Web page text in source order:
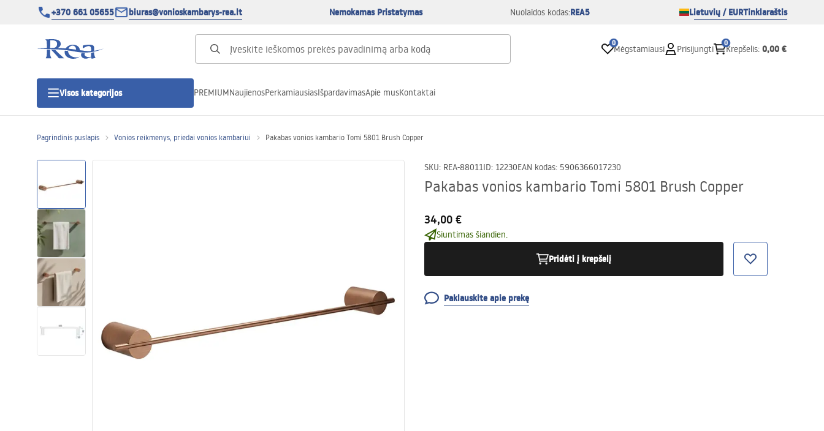
+370 661 05655 biuras@vonioskambarys-rea.lt Nemokamas Pristatymas Nuolaidos kodas:REA5 Lietuvių / EURTinklaraštis
0
Mėgstamiausi Prisijungti
0
Krepšelis: 0,00 €
Visos kategorijos
Dušo durys
Vonios dušo padėklai
Linijiniai dušo kanalai
Tualetai
Praustuvas
Vonios ir ekranai
PREMIUMNaujienosPerkamiausiasIšpardavimasApie musKontaktai
Pagrindinis puslapis Vonios reikmenys, priedai vonios kambariui Pakabas vonios kambario Tomi 5801 Brush Copper
SKU: REA-88011ID: 12230EAN kodas: 5906366017230
Pakabas vonios kambario Tomi 5801 Brush Copper
34,00 €
Siuntimas šiandien.
Pridėti į krepšelį
Paklauskite apie prekę